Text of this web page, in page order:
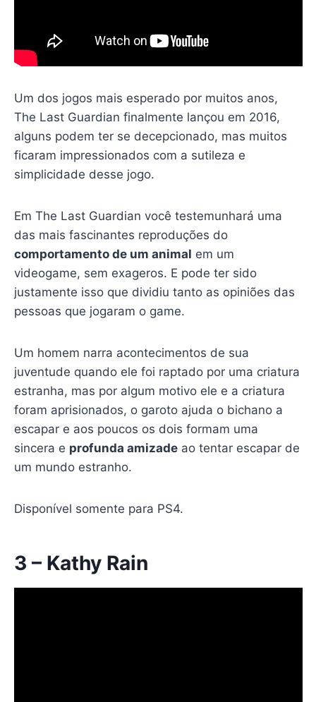
Um dos jogos mais esperado por muitos anos,
The Last Guardian finalmente lançou em 2016,
alguns podem ter se decepcionado, mas muitos
ficaram impressionados com a sutileza e
simplicidade desse jogo.
Em The Last Guardian você testemunhará uma
das mais fascinantes reproduções do
comportamento de um animal em um
videogame, sem exageros. E pode ter sido
justamente isso que dividiu tanto as opiniões das
pessoas que jogaram o game.
Um homem narra acontecimentos de sua
juventude quando ele foi raptado por uma criatura
estranha, mas por algum motivo ele e a criatura
foram aprisionados, o garoto ajuda o bichano a
escapar e aos poucos os dois formam uma
sincera e profunda amizadeao tentar escapar de
um mundo estranho.
Disponível somente para PS4.
3 – Kathy Rain